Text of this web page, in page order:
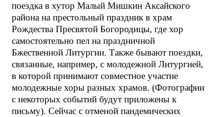
поездка в хутор Малый Мишкин Аксайского
района на престольный праздник в храм
Рождества Пресвятой Богородицы, где хор
самостоятельно пел на праздничной
Бжественной Литургии. Также бывают поездки,
связанные, например, с молодежной Литургией,
в которой принимают совместное участие
молодежные хоры разных храмов. (Фотографии
с некоторых событий будут приложены к
письму). Сейчас с отменой пандемических